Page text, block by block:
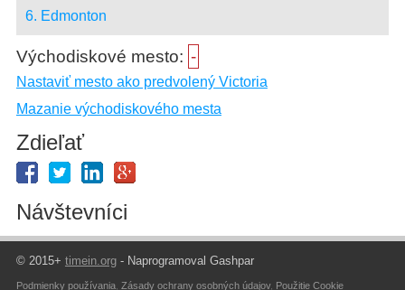
6. Edmonton
Východiskové mesto: -
Nastaviť mesto ako predvolený Victoria
Mazanie východiskového mesta
Zdieľať
Návštevníci
© 2015+ timein.org- Naprogramoval Gashpar
Podmienky používania, Zásady ochrany osobných údajov, Použitie Cookie